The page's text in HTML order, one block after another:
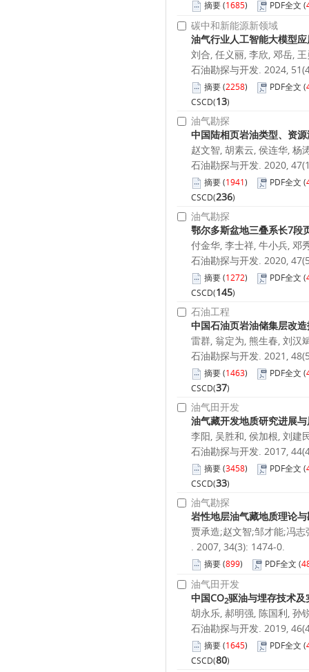
摘要(1685) PDF全文 (
碳中和新能源新领域
油气行业人工智能大模型
刘合, 任义丽, 李欣, 邓岳,
石油勘探与开发. 2024,
摘要(2258) PDF全文 (
CSCD(13)
油气勘探
中国陆相页岩油类型、资
赵文智, 胡素云, 侯连华, 杨
石油勘探与开发. 2020,
摘要(1941) PDF全文 (
CSCD(236)
油气勘探
鄂尔多斯盆地三叠系长7段
付金华, 李士祥, 牛小兵, 邓
石油勘探与开发. 2020,
摘要(1272) PDF全文 (
CSCD(145)
石油工程
中国石油页岩油储集层改
雷群, 翁定为, 熊生春, 刘汉
石油勘探与开发. 2021,
摘要(1463) PDF全文 (
CSCD(37)
油气田开发
油气藏开发地质研究进展
李阳, 吴胜和, 侯加根, 刘建
石油勘探与开发. 2017,
摘要(3458) PDF全文 (
CSCD(33)
油气勘探
岩性地层油气藏地质理论
贾承造;赵文智;邹才能;冯
. 2007, 34(3): 1474-0.
摘要(899) PDF全文 (
油气田开发
中国CO2驱油与埋存技术及
胡永乐, 郝明强, 陈国利, 孙
石油勘探与开发. 2019,
摘要(1645) PDF全文 (
CSCD(80)